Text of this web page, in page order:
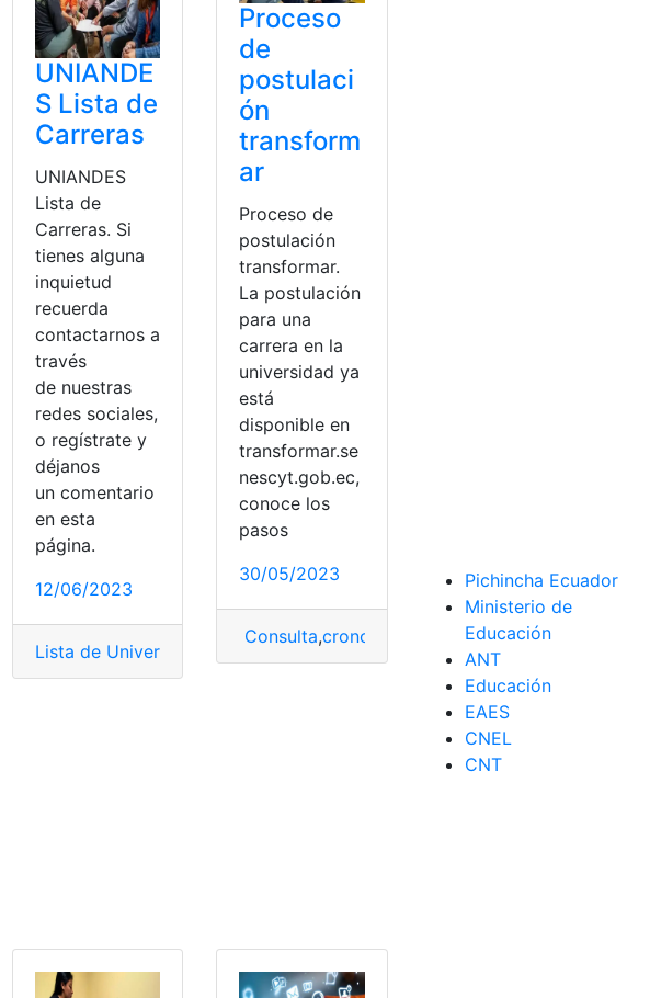
Sistema Senescyt
UNIANDE
S Lista de
Carreras
UNIANDES
Lista de
Carreras. Si
tienes alguna
inquietud
recuerda
contactarnos a
través
de nuestras
redes sociales,
o regístrate y
déjanos
un comentario
en esta
página.
12/06/2023
Lista de Universidades Lista Universidades ,postulación
Proceso
de
postulaci
ón
transform
ar
Proceso de
postulación
transformar.
La postulación
para una
carrera en la
universidad ya
está
disponible en
transformar.se
nescyt.gob.ec,
conoce los
pasos
30/05/2023
Consulta,cronograma postulación,proceso
Pichincha Ecuador
Ministerio de
Educación
ANT
Educación
EAES
CNEL
CNT